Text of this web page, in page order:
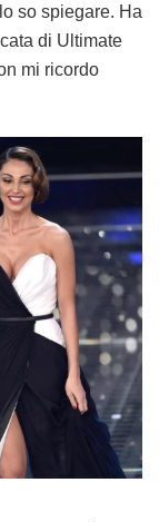
so spiegare. Ha
di Ultimate
mi ricordo